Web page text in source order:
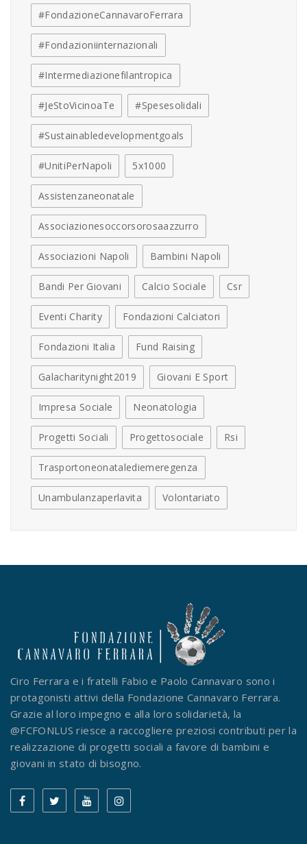
#FondazioneCannavaroFerrara
#fondazioniinternazionali
#intermediazionefilantropica
#JeStoVicinoaTe #spesesolidali
#sustainabledevelopmentgoals
#UnitiPerNapoli 5x1000
Assistenzaneonatale
Associazionesoccorsorosaazzurro
Associazioni Napoli Bambini Napoli
Bandi Per Giovani Calcio Sociale Csr
Eventi Charity Fondazioni Calciatori
Fondazioni Italia Fund Raising
Galacharitynight2019 Giovani E Sport
Impresa Sociale Neonatologia
Progetti Sociali Progettosociale Rsi
Trasportoneonatalediemeregenza
Unambulanzaperlavita Volontariato
Ciro Ferrara e i fratelli Fabio e Paolo Cannavaro sono i
protagonisti attivi della Fondazione Cannavaro Ferrara.
Grazie al loro impegno e alla loro solidarietà, la
@FCFONLUS riesce a raccogliere preziosi contributi per la
realizzazione di progetti sociali a favore di bambini e
giovani in stato di bisogno.